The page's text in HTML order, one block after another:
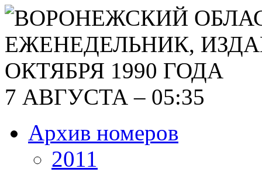
7 АВГУСТА – 05:35
Архив номеров
2011